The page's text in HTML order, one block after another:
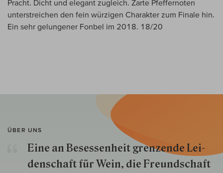
Pracht. Dicht und elegant zugleich. Zarte Pfeffernoten
unterstreichen den fein würzigen Charakter zum Finale hin.
Ein sehr gelungener Fonbel im 2018. 18/20
ÜBER UNS
Eine an Besessenheit gren­zende Lei­
den­schaft für Wein, die Freund­schaft